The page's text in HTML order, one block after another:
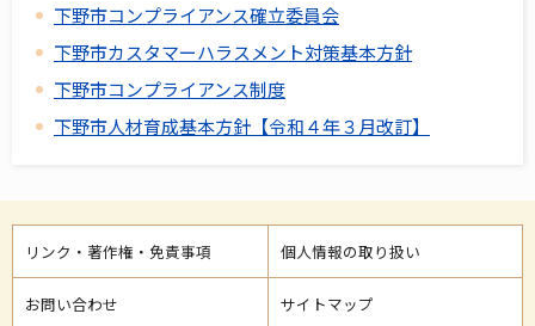
下野市コンプライアンス確立委員会
下野市カスタマーハラスメント対策基本方針
下野市コンプライアンス制度
下野市人材育成基本方針【令和４年３月改訂】
リンク・著作権・免責事項 個人情報の取り扱い
お問い合わせ サイトマップ